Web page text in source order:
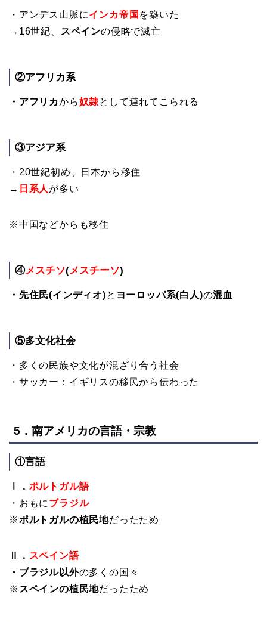
・アンデス山脈にインカ帝国 を築いた
→16世紀、
スペインの侵略で滅亡
②アフリカ系
・アフリカから奴隷として連れてこられる
③アジア系
・20世紀初め、日本から移住
→ 日系人 が多い
※中国などからも移住
④メスチソ(メスチーソ)
・先住民(インディオ)と ヨーロッパ系(白人)の混血
⑤多文化社会
・多くの民族や文化が混ざり合う社会
・サッカー：イギリスの移民から伝わった
5．南アメリカの言語・宗教
①言語
ⅰ． ポルトガル語
・おもに ブラジル
※ポルトガルの植民地だったため
ⅱ． スペイン語
・ブラジル以外の多くの国々
※ スペインの植民地だったため